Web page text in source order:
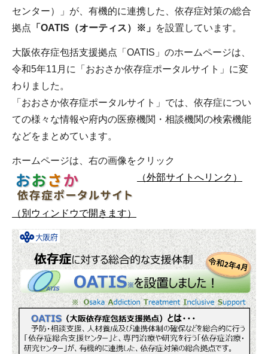
センター）」が、有機的に連携した、依存症対策の総合
拠点 「OATIS（オーティス）※」 を設置しています。
大阪依存症包括支援拠点「OATIS」のホームページは、
令和5年11月に「おおさか依存症ポータルサイト」に変
わりました。
「おおさか依存症ポータルサイト」では、依存症につい
ての様々な情報や府内の医療機関・相談機関の検索機能
などをまとめています。
ホームページは、右の画像をクリック
（外部サイトへリンク）
（別ウィンドウで開きます）